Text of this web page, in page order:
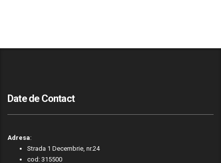
Date de Contact
Adresa:
Strada 1 Decembrie, nr.24
cod: 315500